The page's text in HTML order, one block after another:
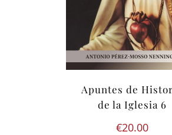
Apuntes de
de la Iglesia 6
€20.00